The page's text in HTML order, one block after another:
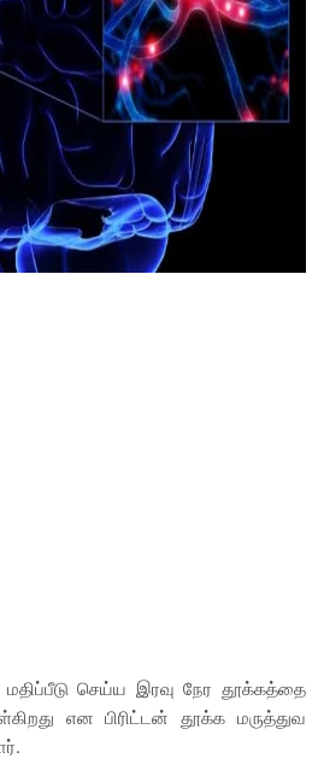
செய்ய இரவு நேர தூக்கத்தை
என பிரிட்டன் தூக்க மருத்துவ